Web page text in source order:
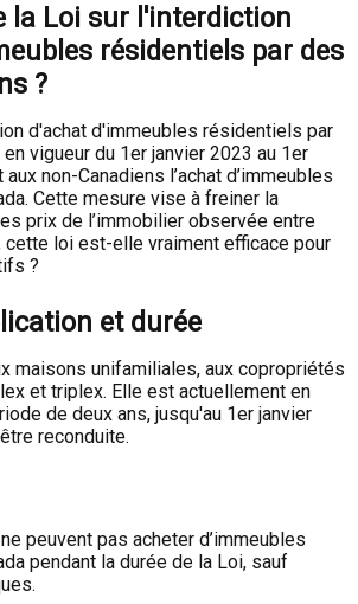
la Loi sur l'interdiction
résidentiels par des
?
d'achat d'immeubles résidentiels par
vigueur du 1er janvier 2023 au 1er
non-Canadiens l’achat d’immeubles
Cette mesure vise à freiner la
prix de l’immobilier observée entre
cette loi est-elle vraiment efficace pour
?
et durée
maisons unifamiliales, aux copropriétés
et triplex. Elle est actuellement en
de deux ans, jusqu'au 1er janvier
reconduite.
peuvent pas acheter d’immeubles
pendant la durée de la Loi, sauf